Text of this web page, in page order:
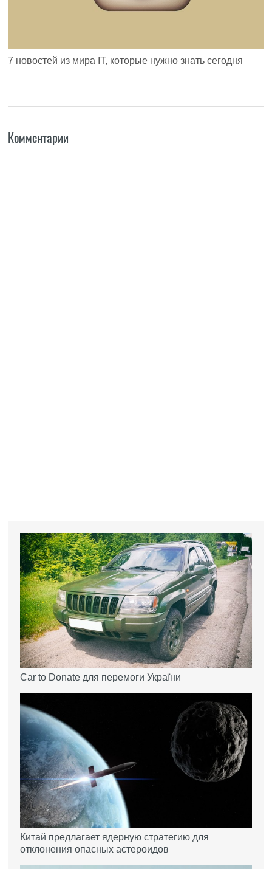
7 новостей из мира IT, которые нужно знать сегодня
Комментарии
Car to Donate для перемоги України
Китай предлагает ядерную стратегию для
отклонения опасных астероидов